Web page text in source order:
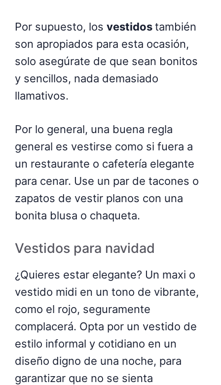
Por supuesto, los vestidostambién
son apropiados para esta ocasión,
solo asegúrate de que sean bonitos
y sencillos, nada demasiado
llamativos.
Por lo general, una buena regla
general es vestirse como si fuera a
un restaurante o cafetería elegante
para cenar. Use un par de tacones o
zapatos de vestir planos con una
bonita blusa o chaqueta.
Vestidos para navidad
¿Quieres estar elegante? Un maxi o
vestido midi en un tono de vibrante,
como el rojo, seguramente
complacerá. Opta por un vestido de
estilo informal y cotidiano en un
diseño digno de una noche, para
garantizar que no se sienta